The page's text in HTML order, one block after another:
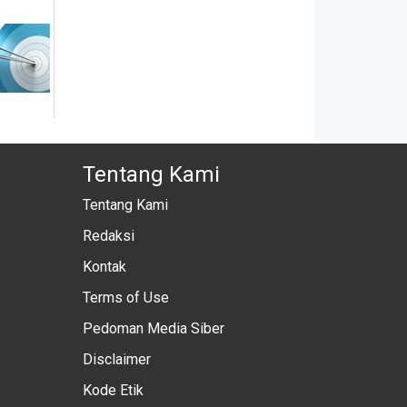
Tentang Kami
Tentang Kami
Redaksi
Kontak
Terms of Use
Pedoman Media Siber
Disclaimer
Kode Etik